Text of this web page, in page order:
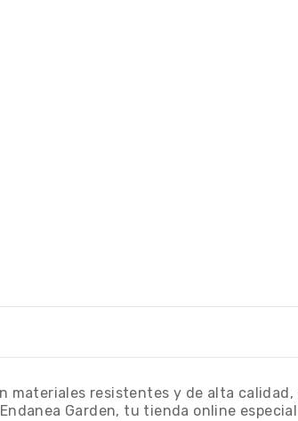
materiales resistentes y de alta
Garden, tu tienda online